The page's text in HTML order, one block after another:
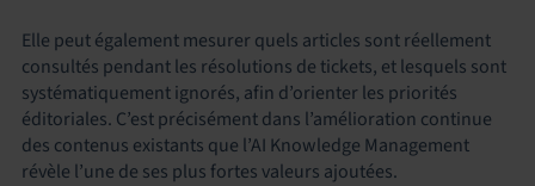
Elle peut également mesurer quels articles sont réellement
consultés pendant les résolutions de tickets, et lesquels sont
systématiquement ignorés, afin d’orienter les priorités
éditoriales. C’est précisément dans l’amélioration continue
des contenus existants que l’AI Knowledge Management
révèle l’une de ses plus fortes valeurs ajoutées.